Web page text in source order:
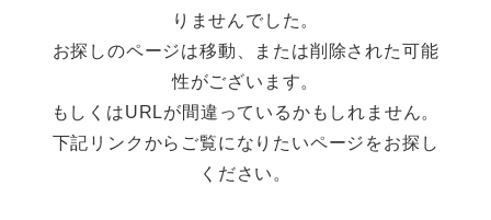
りませんでした。
お探しのページは移動、または削除された可能
性がございます。
もしくはURLが間違っているかもしれません。
下記リンクからご覧になりたいページをお探し
ください。